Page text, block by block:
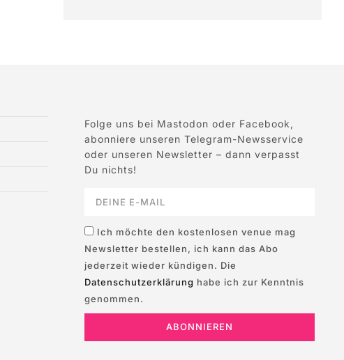
Folge uns bei Mastodon oder Facebook,
abonniere unseren Telegram-Newsservice
oder unseren Newsletter – dann verpasst
Du nichts!
Ich möchte den kostenlosen venue mag
Newsletter bestellen, ich kann das Abo
jederzeit wieder kündigen. Die
Datenschutzerklärung habe ich zur Kenntnis
genommen.
ABONNIEREN